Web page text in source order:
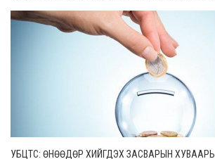
УБЦТС: ӨНӨӨДӨР ХИЙГДЭХ ЗАСВАРЫН ХУВААРЬ